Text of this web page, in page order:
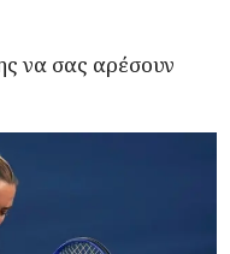
να σας αρέσουν